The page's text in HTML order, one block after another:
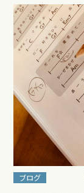
ブログ